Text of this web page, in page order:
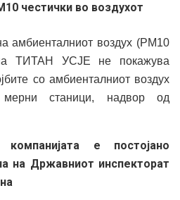
честички во воздухот
амбиенталниот воздух (PM10
на ТИТАН УСЈЕ не покажува
со амбиенталниот воздух
станици, надвор од
е постојано
на Државниот инспекторат